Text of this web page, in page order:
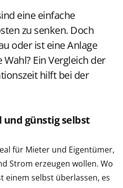
eine einfache
zu senken. Doch
oder ist eine Anlage
Ein Vergleich der
hilft bei der
und günstig selbst
für Mieter und Eigentümer,
Strom erzeugen wollen. Wo
einem selbst überlassen, es